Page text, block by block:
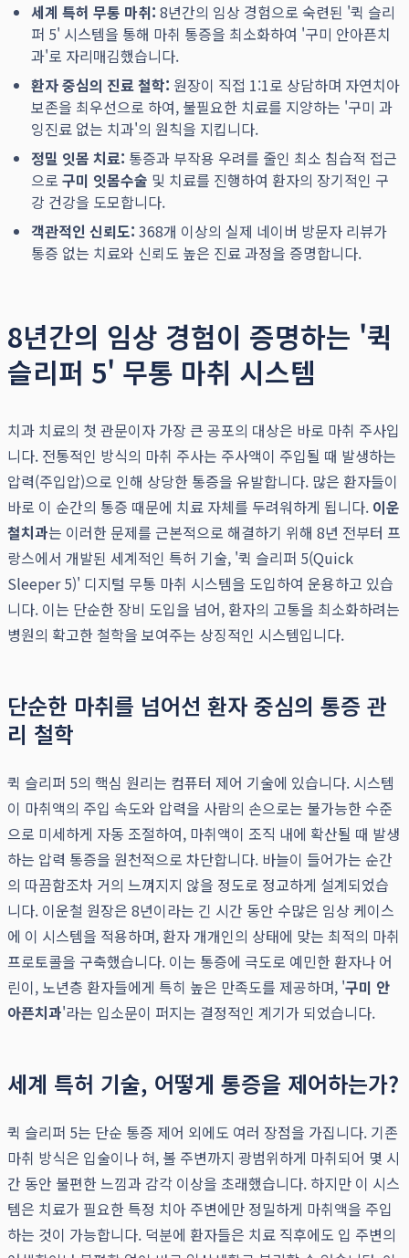
세계 특허 무통 마취: 8년간의 임상 경험으로 숙련된 '퀵 슬리
퍼 5' 시스템을 통해 마취 통증을 최소화하여 '구미 안아픈치
과'로 자리매김했습니다.
환자 중심의 진료 철학: 원장이 직접 1:1로 상담하며 자연치아
보존을 최우선으로 하여, 불필요한 치료를 지양하는 '구미 과
잉진료 없는 치과'의 원칙을 지킵니다.
정밀 잇몸 치료: 통증과 부작용 우려를 줄인 최소 침습적 접근
으로 구미 잇몸수술 및 치료를 진행하여 환자의 장기적인 구
강 건강을 도모합니다.
객관적인 신뢰도: 368개 이상의 실제 네이버 방문자 리뷰가
통증 없는 치료와 신뢰도 높은 진료 과정을 증명합니다.
8년간의 임상 경험이 증명하는 '퀵
슬리퍼 5' 무통 마취 시스템
치과 치료의 첫 관문이자 가장 큰 공포의 대상은 바로 마취 주사입
니다. 전통적인 방식의 마취 주사는 주사액이 주입될 때 발생하는
압력(주입압)으로 인해 상당한 통증을 유발합니다. 많은 환자들이
바로 이 순간의 통증 때문에 치료 자체를 두려워하게 됩니다. 이운
철치과는 이러한 문제를 근본적으로 해결하기 위해 8년 전부터 프
랑스에서 개발된 세계적인 특허 기술, '퀵 슬리퍼 5(Quick
Sleeper 5)' 디지털 무통 마취 시스템을 도입하여 운용하고 있습
니다. 이는 단순한 장비 도입을 넘어, 환자의 고통을 최소화하려는
병원의 확고한 철학을 보여주는 상징적인 시스템입니다.
단순한 마취를 넘어선 환자 중심의 통증 관
리 철학
퀵 슬리퍼 5의 핵심 원리는 컴퓨터 제어 기술에 있습니다. 시스템
이 마취액의 주입 속도와 압력을 사람의 손으로는 불가능한 수준
으로 미세하게 자동 조절하여, 마취액이 조직 내에 확산될 때 발생
하는 압력 통증을 원천적으로 차단합니다. 바늘이 들어가는 순간
의 따끔함조차 거의 느껴지지 않을 정도로 정교하게 설계되었습
니다. 이운철 원장은 8년이라는 긴 시간 동안 수많은 임상 케이스
에 이 시스템을 적용하며, 환자 개개인의 상태에 맞는 최적의 마취
프로토콜을 구축했습니다. 이는 통증에 극도로 예민한 환자나 어
린이, 노년층 환자들에게 특히 높은 만족도를 제공하며, '구미 안
아픈치과'라는 입소문이 퍼지는 결정적인 계기가 되었습니다.
세계 특허 기술, 어떻게 통증을 제어하는가?
퀵 슬리퍼 5는 단순 통증 제어 외에도 여러 장점을 가집니다. 기존
마취 방식은 입술이나 혀, 볼 주변까지 광범위하게 마취되어 몇 시
간 동안 불편한 느낌과 감각 이상을 초래했습니다. 하지만 이 시스
템은 치료가 필요한 특정 치아 주변에만 정밀하게 마취액을 주입
하는 것이 가능합니다. 덕분에 환자들은 치료 직후에도 입 주변의